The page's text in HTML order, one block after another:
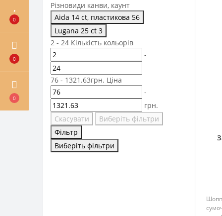
0
0
0
Різновиди канви, каунт
Aida 14 ct, пластикова 56
Lugana 25 ct 3
2 - 24 Кількість кольорів
-
76 - 1321.63грн. Ціна
-
грн.
Скасувати
Виберіть фільтри
Фільтр
Виберіть фільтри
-